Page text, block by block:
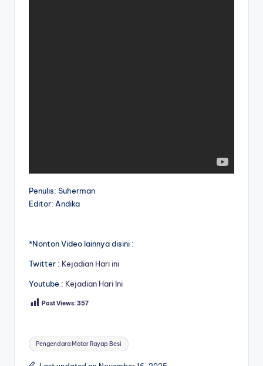
Penulis: Suherman
Editor: Andika
*Nonton Video lainnya disini :
Twitter : Kejadian Hari ini
Youtube : Kejadian Hari Ini
Post Views:357
Tags:
Pengendara Motor Rayap Besi